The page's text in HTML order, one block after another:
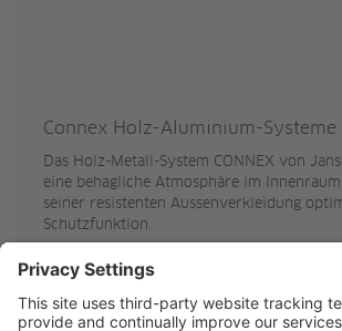
Connex Holz-Aluminium-Systeme
Das Holz-Metall-System CONNEX von
eine behagliche Atmosphäre im
seiner resistenten Aussenverkleidung
Schutzfunktion.
zum Webshop